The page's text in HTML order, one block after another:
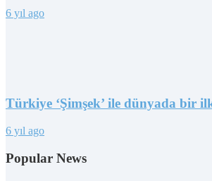
6 yıl ago
Türkiye ‘Şimşek’ ile dünyada bir
6 yıl ago
Popular News